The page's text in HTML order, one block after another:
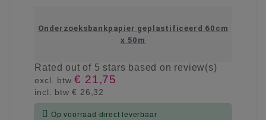
Onderzoeksbankpapier geplastificeerd 60cm
x 50m
Ratedout of 5 stars based on review(s)
excl. btw€ 21,75
incl. btw€ 26,32
 Op voorraad direct leverbaar